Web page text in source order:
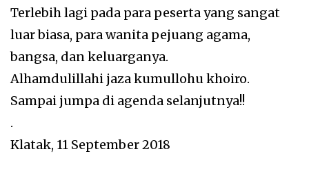
Terlebih lagi pada para peserta yang sangat
luar biasa, para wanita pejuang agama,
bangsa, dan keluarganya.
Alhamdulillahi jaza kumullohu khoiro.
Sampai jumpa di agenda selanjutnya!!
.
Klatak, 11 September 2018